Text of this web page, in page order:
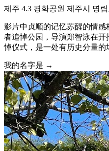
제주 4.3 평화공원 제주시 명림
影片中贞顺的记忆苏醒的情感
者追悼公园，导演郑智泳在
悼仪式，是一处有历史分量的
我的名字是 →